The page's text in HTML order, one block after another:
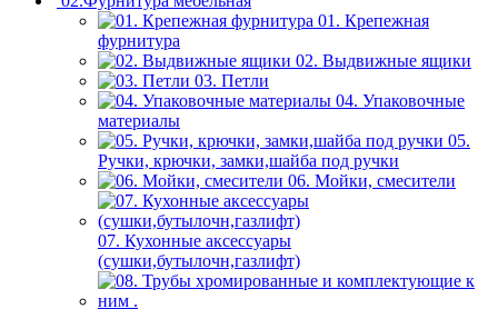
01. Крепежная
фурнитура
02. Выдвижные ящики
03. Петли
04. Упаковочные
материалы
05.
Ручки, крючки, замки,шайба под ручки
06. Мойки, смесители
07. Кухонные аксессуары
(сушки,бутылочн,газлифт)